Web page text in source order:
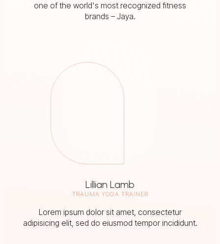
one of the world's most recognized fitness
brands – Jaya.
Lillian Lamb
TRAUMA YOGA TRAINER
Lorem ipsum dolor sit amet, consectetur
adipisicing elit, sed do eiusmod tempor incididunt.